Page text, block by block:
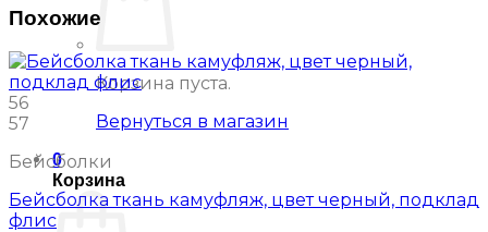
Корзина пуста.
Вернуться в магазин
0
Корзина
Похожие
56
57
Бейсболки
Бейсболка ткань камуфляж, цвет черный, подклад
флис